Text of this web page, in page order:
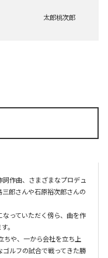
太郎桃次郎
作曲、さまざまなプロデュ
郎さんや石原裕次郎さんの
っていただく傍ら、曲を作
。
ちや、一から会社を立ち上
ルフの試合で戦ってきた勝